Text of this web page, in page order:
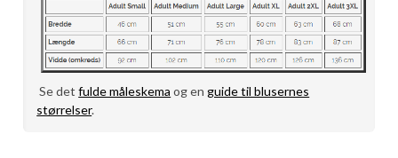
Se detfulde måleskema og enguide til blusernes
størrelser.